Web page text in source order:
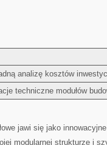
​analizę kosztów⁣
techniczne ​modułów
jawi‍ się‍ jako
modularnej⁢ strukturze i